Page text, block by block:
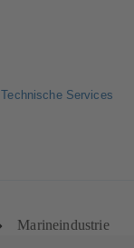
Technische Services
Marineindustrie